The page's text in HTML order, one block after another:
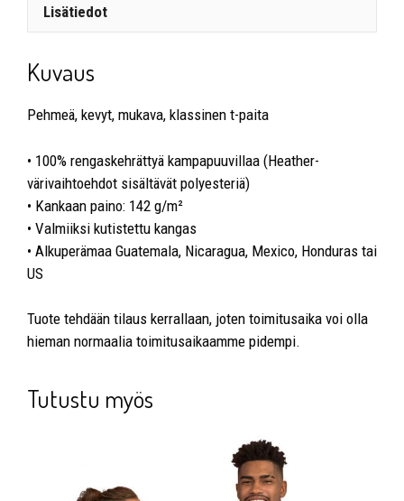
Lisätiedot
Kuvaus
Pehmeä, kevyt, mukava, klassinen t-paita
• 100% rengaskehrättyä kampapuuvillaa (Heather-
värivaihtoehdot sisältävät polyesteriä)
• Kankaan paino: 142 g/m²
• Valmiiksi kutistettu kangas
• Alkuperämaa Guatemala, Nicaragua, Mexico, Honduras tai
US
Tuote tehdään tilaus kerrallaan, joten toimitusaika voi olla
hieman normaalia toimitusaikaamme pidempi.
Tutustu myös